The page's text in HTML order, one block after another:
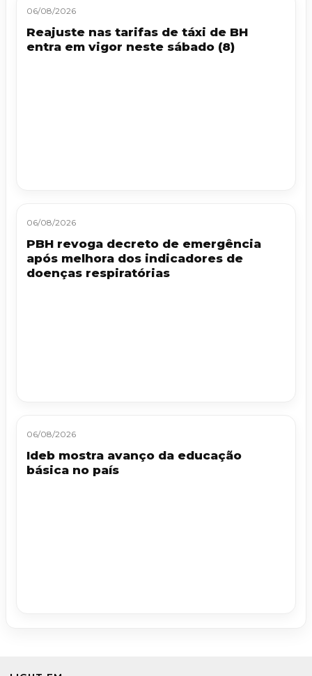
06/08/2026
Reajuste nas tarifas de táxi de BH
entra em vigor neste sábado (8)
06/08/2026
PBH revoga decreto de emergência
após melhora dos indicadores de
doenças respiratórias
06/08/2026
Ideb mostra avanço da educação
básica no país